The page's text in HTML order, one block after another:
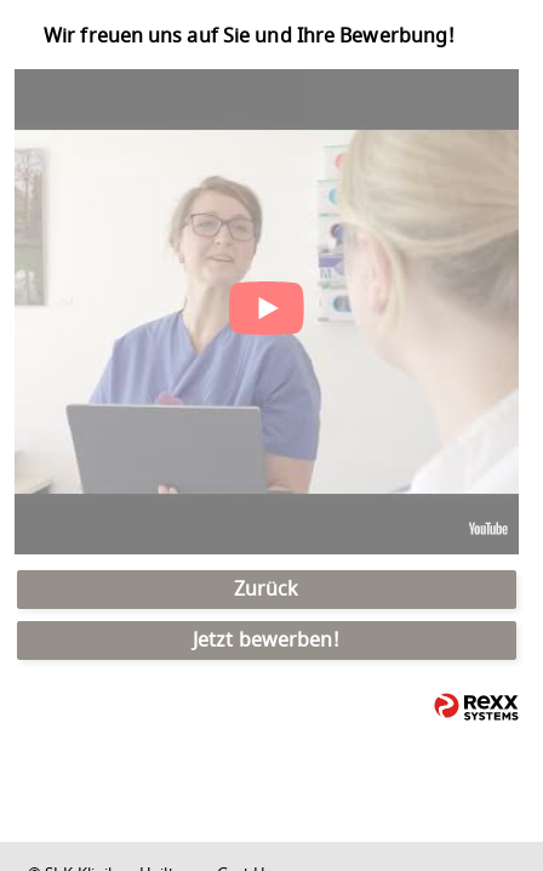
Wir freuen uns auf Sie und Ihre Bewerbung!
Zurück
Jetzt bewerben!